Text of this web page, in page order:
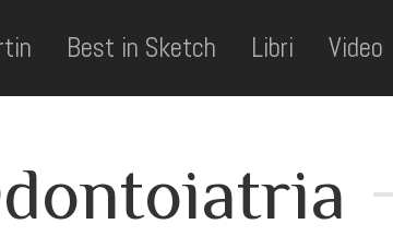
Best in Sketch Libri Video